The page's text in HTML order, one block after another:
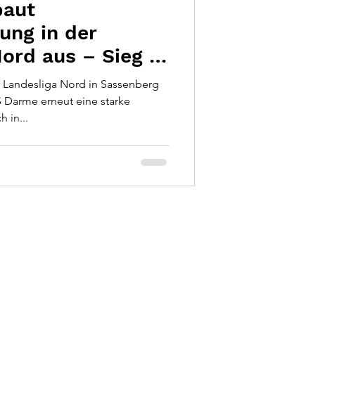
in der
aus – Sieg in
Nord in Sassenberg
Darme erneut eine starke
in...